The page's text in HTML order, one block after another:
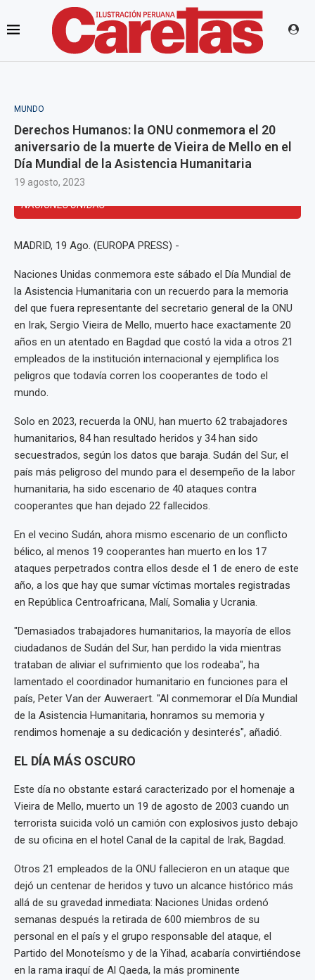
MUNDO
Derechos Humanos: la ONU conmemora el 20
aniversario de la muerte de Vieira de Mello en el
Día Mundial de la Asistencia Humanitaria
19 agosto, 2023
Atentado en el hotel Canal de Bagdad (Irak), en 2003 -
NACIONES UNIDAS
MADRID, 19 Ago. (EUROPA PRESS) -
Naciones Unidas conmemora este sábado el Día Mundial de
la Asistencia Humanitaria con un recuerdo para la memoria
del que fuera representante del secretario general de la ONU
en Irak, Sergio Vieira de Mello, muerto hace exactamente 20
años en un atentado en Bagdad que costó la vida a otros 21
empleados de la institución internacional y ejemplifica los
peligros que todavía corren los cooperantes de todo el
mundo.
Solo en 2023, recuerda la ONU, han muerto 62 trabajadores
humanitarios, 84 han resultado heridos y 34 han sido
secuestrados, según los datos que baraja. Sudán del Sur, el
país más peligroso del mundo para el desempeño de la labor
humanitaria, ha sido escenario de 40 ataques contra
cooperantes que han dejado 22 fallecidos.
En el vecino Sudán, ahora mismo escenario de un conflicto
bélico, al menos 19 cooperantes han muerto en los 17
ataques perpetrados contra ellos desde el 1 de enero de este
año, a los que hay que sumar víctimas mortales registradas
en República Centroafricana, Malí, Somalia y Ucrania.
"Demasiados trabajadores humanitarios, la mayoría de ellos
ciudadanos de Sudán del Sur, han perdido la vida mientras
trataban de aliviar el sufrimiento que los rodeaba", ha
lamentado el coordinador humanitario en funciones para el
país, Peter Van der Auweraert. "Al conmemorar el Día Mundial
de la Asistencia Humanitaria, honramos su memoria y
rendimos homenaje a su dedicación y desinterés", añadió.
EL DÍA MÁS OSCURO
Este día no obstante estará caracterizado por el homenaje a
Vieira de Mello, muerto un 19 de agosto de 2003 cuando un
terrorista suicida voló un camión con explosivos justo debajo
de su oficina en el hotel Canal de la capital de Irak, Bagdad.
Otros 21 empleados de la ONU fallecieron en un ataque que
dejó un centenar de heridos y tuvo un alcance histórico más
allá de su gravedad inmediata: Naciones Unidas ordenó
semanas después la retirada de 600 miembros de su
personal en el país y el grupo responsable del ataque, el
Partido del Monoteísmo y de la Yihad, acabaría convirtiéndose
en la rama iraquí de Al Qaeda, la más prominente